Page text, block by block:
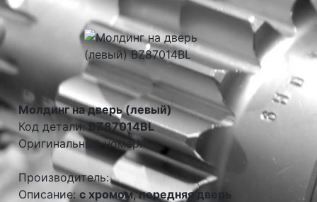
Молдинг на дверь (левый)
Код детали: BZ87014BL
Оригинальный номер:
Производитель:
Описание:с хромом, передняя дверь